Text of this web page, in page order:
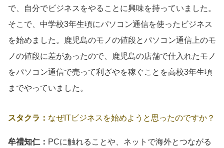
で、自分でビジネスをやることに興味を持っていました。
そこで、中学校3年生頃にパソコン通信を使ったビジネス
を始めました。鹿児島のモノの値段とパソコン通信上のモ
ノの値段に差があったので、鹿児島の店舗で仕入れたモノ
をパソコン通信で売って利ざやを稼ぐことを高校3年生頃
までやっていました。
スタクラ： なぜITビジネスを始めようと思ったのですか？
牟禮知仁： PCに触れることや、ネットで海外とつながる